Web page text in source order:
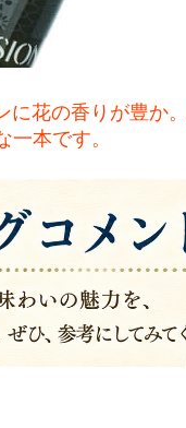
に花の香りが豊か
本です。